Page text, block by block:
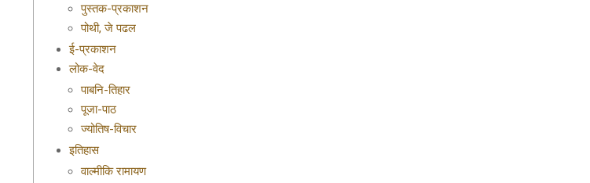
पुस्तक-प्रकाशन
पोथी, जे पढल
ई-प्रकाशन
लोक-वेद
पाबनि-तिहार
पूजा-पाठ
ज्योतिष-विचार
इतिहास
वाल्मीकि रामायण